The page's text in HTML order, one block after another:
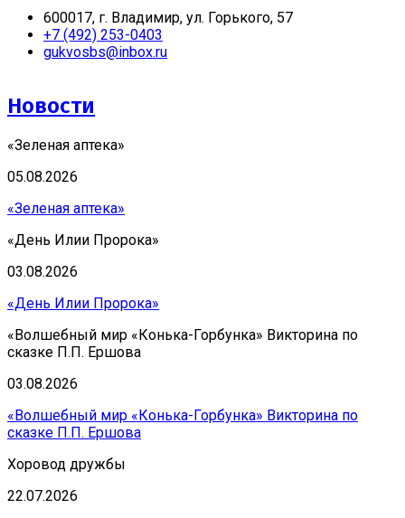
600017, г. Владимир, ул. Горького, 57
+7 (492) 253-0403
gukvosbs@inbox.ru
Новости
«Зеленая аптека»
05.08.2026
«Зеленая аптека»
«День Илии Пророка»
03.08.2026
«День Илии Пророка»
«Волшебный мир «Конька-Горбунка» Викторина по
сказке П.П. Ершова
03.08.2026
«Волшебный мир «Конька-Горбунка» Викторина по
сказке П.П. Ершова
Хоровод дружбы
22.07.2026